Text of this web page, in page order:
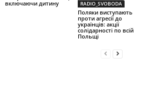
включаючи дитину
RADIO_SVOBODA
Поляки виступають
проти агресії до
українців: акції
солідарності по всій
Польщі